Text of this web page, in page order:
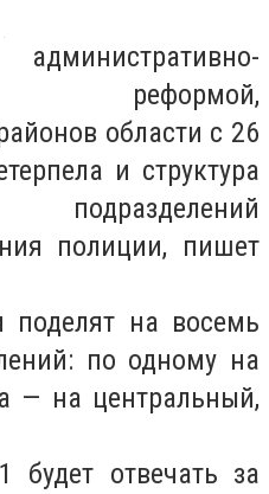
реформой,
области с 26
и структура
подразделений
полиции, пишет
поделят на восемь
по одному на
— на центральный,
отвечать за